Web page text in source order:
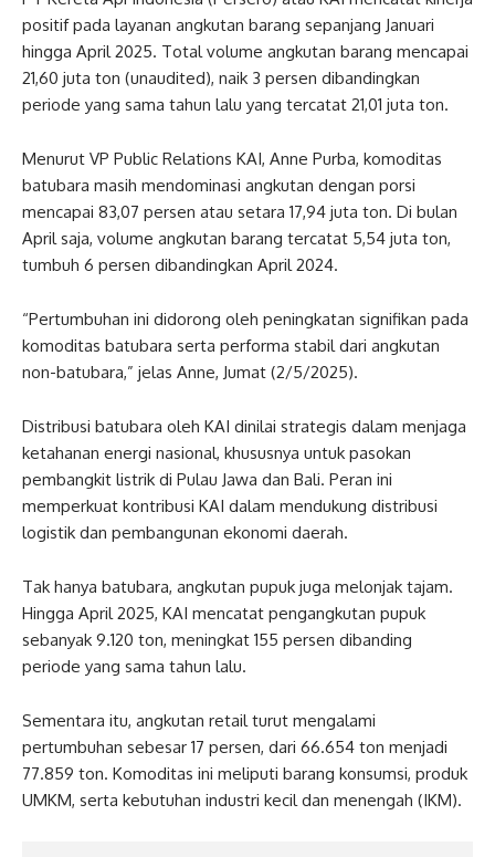
positif pada layanan angkutan barang sepanjang Januari
hingga April 2025. Total volume angkutan barang mencapai
21,60 juta ton (unaudited), naik 3 persen dibandingkan
periode yang sama tahun lalu yang tercatat 21,01 juta ton.
Menurut VP Public Relations KAI, Anne Purba, komoditas
batubara masih mendominasi angkutan dengan porsi
mencapai 83,07 persen atau setara 17,94 juta ton. Di bulan
April saja, volume angkutan barang tercatat 5,54 juta ton,
tumbuh 6 persen dibandingkan April 2024.
“Pertumbuhan ini didorong oleh peningkatan signifikan pada
komoditas batubara serta performa stabil dari angkutan
non-batubara,” jelas Anne, Jumat (2/5/2025).
Distribusi batubara oleh KAI dinilai strategis dalam menjaga
ketahanan energi nasional, khususnya untuk pasokan
pembangkit listrik di Pulau Jawa dan Bali. Peran ini
memperkuat kontribusi KAI dalam mendukung distribusi
logistik dan pembangunan ekonomi daerah.
Tak hanya batubara, angkutan pupuk juga melonjak tajam.
Hingga April 2025, KAI mencatat pengangkutan pupuk
sebanyak 9.120 ton, meningkat 155 persen dibanding
periode yang sama tahun lalu.
Sementara itu, angkutan retail turut mengalami
pertumbuhan sebesar 17 persen, dari 66.654 ton menjadi
77.859 ton. Komoditas ini meliputi barang konsumsi, produk
UMKM, serta kebutuhan industri kecil dan menengah (IKM).